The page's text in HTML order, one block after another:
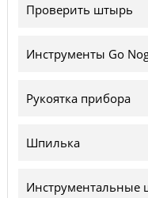
Проверить штырь
Инструменты Go
Рукоятка прибора
Шпилька